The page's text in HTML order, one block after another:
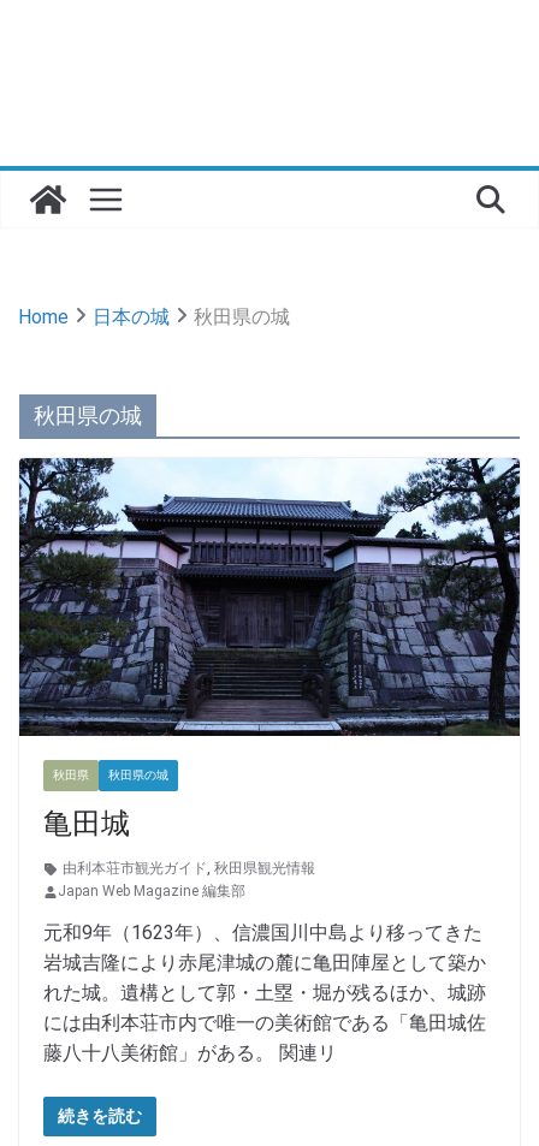
Home 日本の城 秋田県の城
秋田県の城
秋田県 秋田県の城
亀田城
由利本荘市観光ガイド, 秋田県観光情報
Japan Web Magazine 編集部
元和9年（1623年）、信濃国川中島より移ってきた
岩城吉隆により赤尾津城の麓に亀田陣屋として築か
れた城。遺構として郭・土塁・堀が残るほか、城跡
には由利本荘市内で唯一の美術館である「亀田城佐
藤八十八美術館」がある。 関連リ
続きを読む